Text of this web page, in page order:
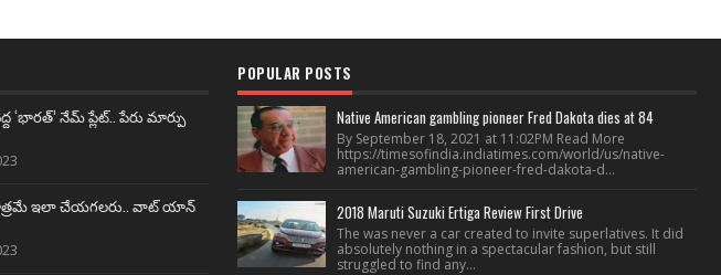
‘భారత్’ నేమ్ ప్లేట్‌.. పేరు మార్పు
మాత్రమే ఇలా చేయగలరు.. వాట్ యాన్
POPULAR POSTS
Native American gambling pioneer Fred Dakota dies at 84
By September 18, 2021 at 11:02PM Read More
https://timesofindia.indiatimes.com/world/us/native-
american-gambling-pioneer-fred-dakota-d...
2018 Maruti Suzuki Ertiga Review First Drive
The was never a car created to invite superlatives. It did
absolutely nothing in a spectacular fashion, but still
struggled to find any...